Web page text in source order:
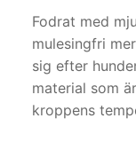
Fodrat med
mulesingfri
sig efter
material som
kroppens